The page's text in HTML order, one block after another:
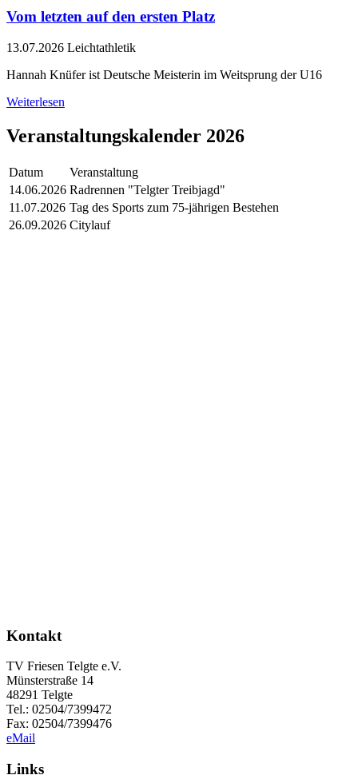
Vom letzten auf den ersten Platz
13.07.2026 Leichtathletik
Hannah Knüfer ist Deutsche Meisterin im Weitsprung der U16
Weiterlesen
Veranstaltungskalender 2026
Datum
Veranstaltung
14.06.2026 Radrennen "Telgter Treibjagd"
11.07.2026 Tag des Sports zum 75-jährigen Bestehen
26.09.2026 Citylauf
Kontakt
TV Friesen Telgte e.V.
Münsterstraße 14
48291 Telgte
Tel.: 02504/7399472
Fax: 02504/7399476
eMail
Links